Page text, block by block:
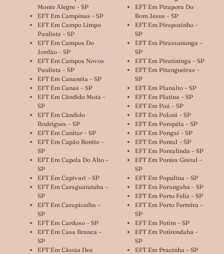
Monte Alegre – SP
EFT Em Campinas – SP
EFT Em Campo Limpo
Paulista – SP
EFT Em Campos Do
Jordão – SP
EFT Em Campos Novos
Paulista – SP
EFT Em Cananéia – SP
EFT Em Canas – SP
EFT Em Cândido Mota –
SP
EFT Em Cândido
Rodrigues – SP
EFT Em Canitar – SP
EFT Em Capão Bonito –
SP
EFT Em Capela Do Alto –
SP
EFT Em Capivari – SP
EFT Em Caraguatatuba –
SP
EFT Em Carapicuíba –
SP
EFT Em Cardoso – SP
EFT Em Casa Branca –
SP
EFT Em Cássia Dos
EFT Em Pirapora Do
Bom Jesus – SP
EFT Em Pirapozinho –
SP
EFT Em Pirassununga –
SP
EFT Em Piratininga – SP
EFT Em Pitangueiras –
SP
EFT Em Planalto – SP
EFT Em Platina – SP
EFT Em Poá – SP
EFT Em Poloni – SP
EFT Em Pompéia – SP
EFT Em Pongaí – SP
EFT Em Pontal – SP
EFT Em Pontalinda – SP
EFT Em Pontes Gestal –
SP
EFT Em Populina – SP
EFT Em Porangaba – SP
EFT Em Porto Feliz – SP
EFT Em Porto Ferreira –
SP
EFT Em Potim – SP
EFT Em Potirendaba –
SP
EFT Em Pracinha – SP